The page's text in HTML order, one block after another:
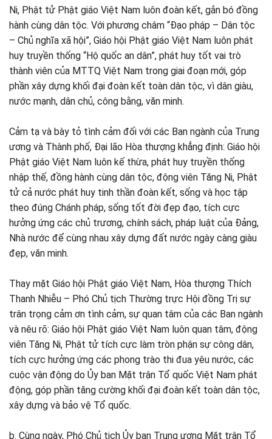
Ni, Phật tử Phật giáo Việt Nam luôn đoàn kết, gắn bó đồng
hành cùng dân tộc. Với phương châm “Đạo pháp – Dân tộc
– Chủ nghĩa xã hội”, Giáo hội Phật giáo Việt Nam luôn phát
huy truyền thống “Hộ quốc an dân”, phát huy tốt vai trò
thành viên của MTTQ Việt Nam trong giai đoạn mới, góp
phần xây dựng khối đại đoàn kết toàn dân tộc, vì dân giàu,
nước mạnh, dân chủ, công bằng, văn minh.
Cảm tạ và bày tỏ tình cảm đối với các Ban ngành của Trung
ương và Thành phố, Đại lão Hòa thượng khẳng định: Giáo hội
Phật giáo Việt Nam luôn kế thừa, phát huy truyền thống
nhập thế, đồng hành cùng dân tộc, động viên Tăng Ni, Phật
tử cả nước phát huy tinh thần đoàn kết, sống và học tập
theo đúng Chánh pháp, sống tốt đời đẹp đạo, tích cực
hưởng ứng các chủ trương, chính sách, pháp luật của Đảng,
Nhà nước để cùng nhau xây dựng đất nước ngày càng giàu
đẹp, văn minh.
Thay mặt Giáo hội Phật giáo Việt Nam, Hòa thượng Thích
Thanh Nhiễu – Phó Chủ tịch Thường trực Hội đồng Trị sự
trân trọng cảm ơn tình cảm, sự quan tâm của các Ban ngành
và nêu rõ: Giáo hội Phật giáo Việt Nam luôn quan tâm, động
viên Tăng Ni, Phật tử tích cực làm tròn phận sự công dân,
tích cực hưởng ứng các phong trào thi đua yêu nước, các
cuộc vận động do Ủy ban Mặt trận Tổ quốc Việt Nam phát
động, góp phần tăng cường khối đại đoàn kết toàn dân tộc,
xây dựng và bảo vệ Tổ quốc.
b. Cùng ngày, Phó Chủ tịch Ủy ban Trung ương Mặt trận Tổ